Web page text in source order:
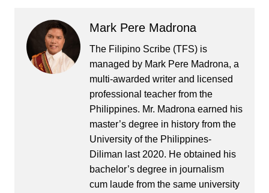
Mark Pere Madrona
The Filipino Scribe (TFS) is
managed by Mark Pere Madrona, a
multi-awarded writer and licensed
professional teacher from the
Philippines. Mr. Madrona earned his
master’s degree in history from the
University of the Philippines-
Diliman last 2020. He obtained his
bachelor’s degree in journalism
cum laude from the same university